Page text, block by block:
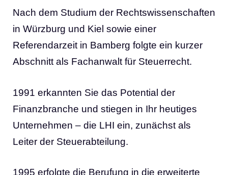
Nach dem Studium der Rechtswissenschaften
in Würzburg und Kiel sowie einer
Referendarzeit in Bamberg folgte ein kurzer
Abschnitt als Fachanwalt für Steuerrecht.
1991 erkannten Sie das Potential der
Finanzbranche und stiegen in Ihr heutiges
Unternehmen – die LHI ein, zunächst als
Leiter der Steuerabteilung.
1995 erfolgte die Berufung in die erweiterte